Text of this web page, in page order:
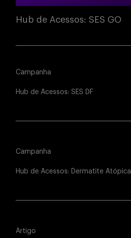
Hub de Acessos: SES GO
Campanha
Hub de Acessos: SES DF
Campanha
Hub de Acessos: Dermatite Atópica
Artigo